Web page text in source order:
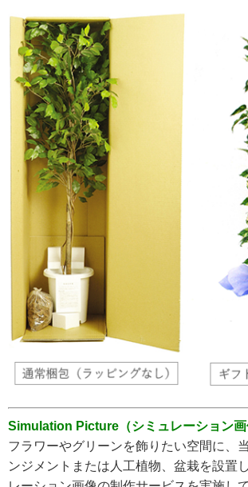
Simulation Picture（シミュレーション画
フラワーやグリーンを飾りたい空間に、
ンジメントまたは人工植物、盆栽を設置